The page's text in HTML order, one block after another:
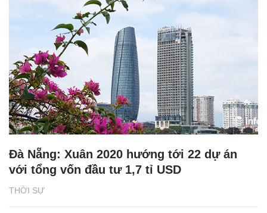
THỜI SỰ
Đà Nẵng: Xuân 2020 hướng tới 22 dự án
với tổng vốn đầu tư 1,7 tỉ USD